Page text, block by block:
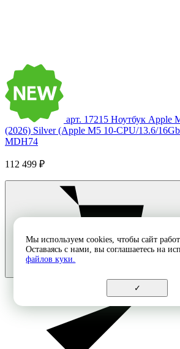
арт. 17215 Ноутбук Apple
(2026) Silver (Apple M5 10-CPU/13.6/
MDH74
112 499 ₽
Мы используем cookies, чтобы сайт
Оставаясь с нами, вы соглашаетесь на
файлов куки.
✓